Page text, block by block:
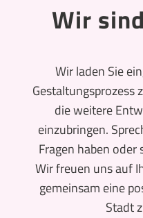
Wir
Wir laden Sie
Gestaltungsprozess
die weitere
einzubringen.
Fragen haben
Wir freuen uns auf
gemeinsam eine
Stadt